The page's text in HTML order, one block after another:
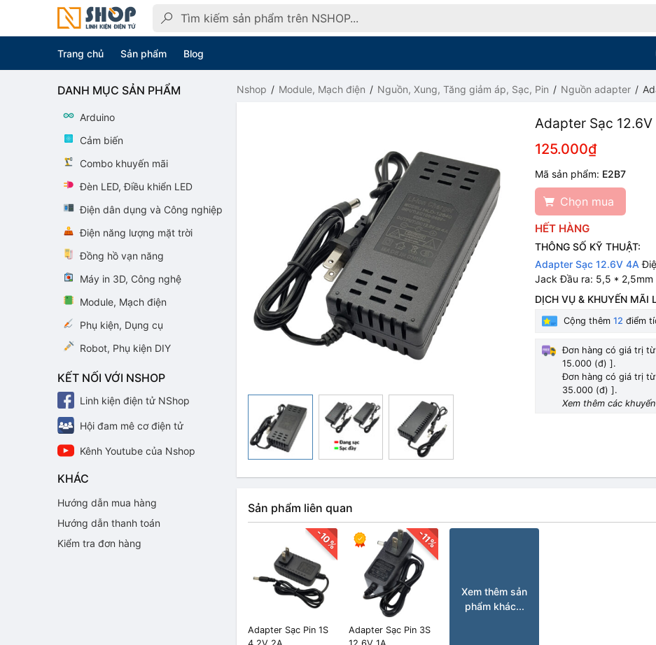
Trang chủ Sản phẩm Blog
Nshop Module, Mạch điện Nguồn, Xung, Tăng giảm áp, Sạc, Pin Nguồn adapter
Adapter Sạc 12.6V
125.000₫
Mã sản phẩm: E2B7
Chọn mua
HẾT HÀNG
THÔNG SỐ KỸ THUẬT:
Adapter Sạc 12.6V 4A
Jack Đầu ra: 5,5 * 2,5mm
DỊCH VỤ & KHUYẾN MÃI
Cộng thêm12 điểm
Đơn hàng có giá trị từ
15.000 (đ) ].
Đơn hàng có giá trị từ
35.000 (đ) ].
Xem thêm các
Sản phẩm liên quan
-10%
Adapter Sạc Pin 1S
-11%
Adapter Sạc Pin 3S
Xem thêm sản
phẩm khác...
DANH MỤC SẢN PHẨM
Arduino
Cảm biến
Combo khuyến mãi
Đèn LED, Điều khiển LED
Điện dân dụng và Công nghiệp
Điện năng lượng mặt trời
Đồng hồ vạn năng
Máy in 3D, Công nghệ
Module, Mạch điện
Phụ kiện, Dụng cụ
Robot, Phụ kiện DIY
KẾT NỐI VỚI NSHOP
Linh kiện điện tử NShop
Hội đam mê cơ điện tử
Kênh Youtube của Nshop
KHÁC
Hướng dẫn mua hàng
Hướng dẫn thanh toán
Kiểm tra đơn hàng